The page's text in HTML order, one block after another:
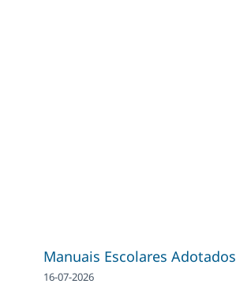
Manuais Escolares Adotados
16-07-2026